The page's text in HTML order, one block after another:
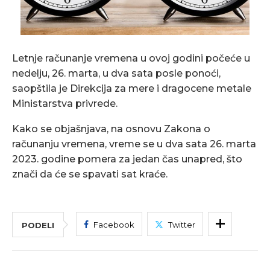
Letnje računanje vremena u ovoj godini počeće u
nedelju, 26. marta, u dva sata posle ponoći,
saopštila je Direkcija za mere i dragocene metale
Ministarstva privrede.
Kako se objašnjava, na osnovu Zakona o
računanju vremena, vreme se u dva sata 26. marta
2023. godine pomera za jedan čas unapred, što
znači da će se spavati sat kraće.
PODELI Facebook Twitter